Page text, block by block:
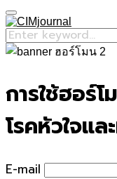
Primary
Menu
Search
for:
การใช้ฮอร์
โรคหัวใจแ
E-mail